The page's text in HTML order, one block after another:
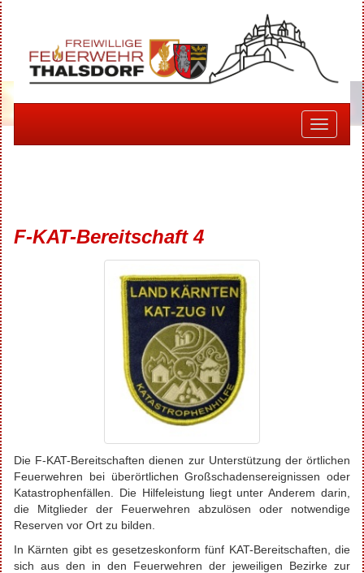
Toggle
F-KAT-Bereitschaft 4
Die F-KAT-Bereitschaften dienen zur Unterstützung der örtlichen
Feuerwehren bei überörtlichen Großschadensereignissen oder
Katastrophenfällen. Die Hilfeleistung liegt unter Anderem darin,
die Mitglieder der Feuerwehren abzulösen oder notwendige
Reserven vor Ort zu bilden.
In Kärnten gibt es gesetzeskonform fünf KAT-Bereitschaften, die
sich aus den in den Feuerwehren der jeweiligen Bezirke zur